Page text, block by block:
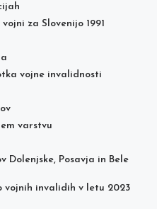
za Slovenijo 1991
vojne invalidnosti
varstvu
Posavja in Bele
vojnih invalidih v letu 2023